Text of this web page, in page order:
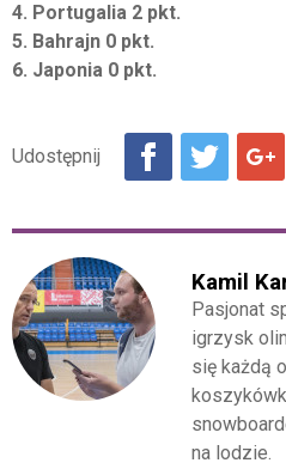
4. Portugalia 2 pkt.
5. Bahrajn 0 pkt.
6. Japonia 0 pkt.
Kamil
Pasjonat
igrzysk
się każdą
na lodzie.